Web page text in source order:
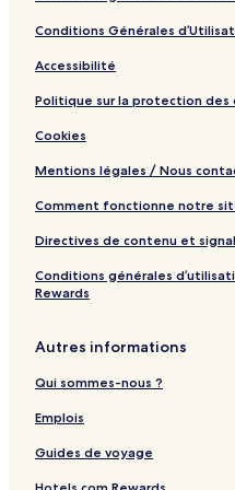
Conditions Générales
Accessibilité
Politique sur la protection des
Cookies
Mentions légales / Nous
Comment fonctionne notre
Directives de contenu et
Conditions générales
Rewards
Autres informations
Qui sommes-nous ?
Emplois
Guides de voyage